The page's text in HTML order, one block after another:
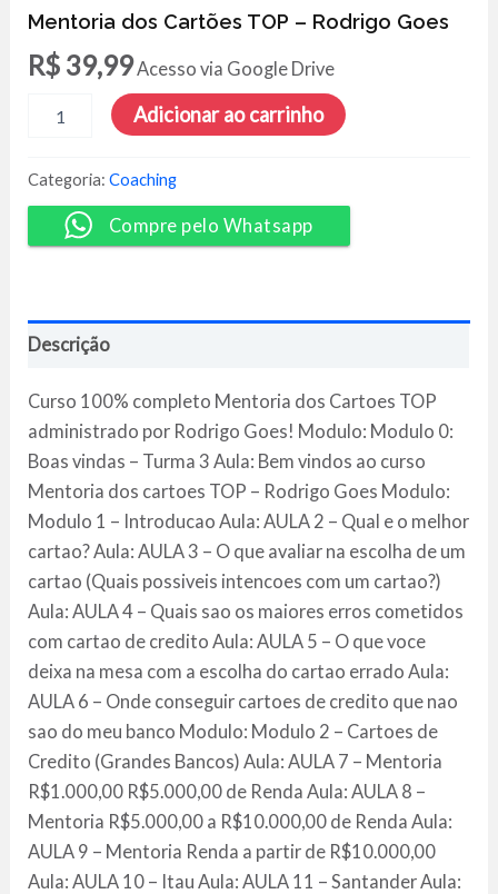
Mentoria dos Cartões TOP – Rodrigo Goes
R$ 39,99Acesso via Google Drive
TOP
-
Rodrigo
Goes
Adicionar ao carrinho
Categoria:Coaching
Compre pelo Whatsapp
Descrição
Curso 100% completo Mentoria dos Cartoes TOP
administrado por Rodrigo Goes! Modulo: Modulo 0:
Boas vindas – Turma 3 Aula: Bem vindos ao curso
Mentoria dos cartoes TOP – Rodrigo Goes Modulo:
Modulo 1 – Introducao Aula: AULA 2 – Qual e o melhor
cartao? Aula: AULA 3 – O que avaliar na escolha de um
cartao (Quais possiveis intencoes com um cartao?)
Aula: AULA 4 – Quais sao os maiores erros cometidos
com cartao de credito Aula: AULA 5 – O que voce
deixa na mesa com a escolha do cartao errado Aula:
AULA 6 – Onde conseguir cartoes de credito que nao
sao do meu banco Modulo: Modulo 2 – Cartoes de
Credito (Grandes Bancos) Aula: AULA 7 – Mentoria
R$1.000,00 R$5.000,00 de Renda Aula: AULA 8 –
Mentoria R$5.000,00 a R$10.000,00 de Renda Aula:
AULA 9 – Mentoria Renda a partir de R$10.000,00
Aula: AULA 10 – Itau Aula: AULA 11 – Santander Aula: